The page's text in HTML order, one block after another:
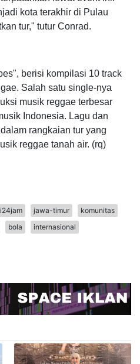
kota terakhir di Pulau
tur," tutur Conrad.
berisi kompilasi 10 track
Salah satu single-nya
musik reggae terbesar
Indonesia. Lagu dan
rangkaian tur yang
reggae tanah air. (rq)
jawa-timur
komunitas
bola internasional